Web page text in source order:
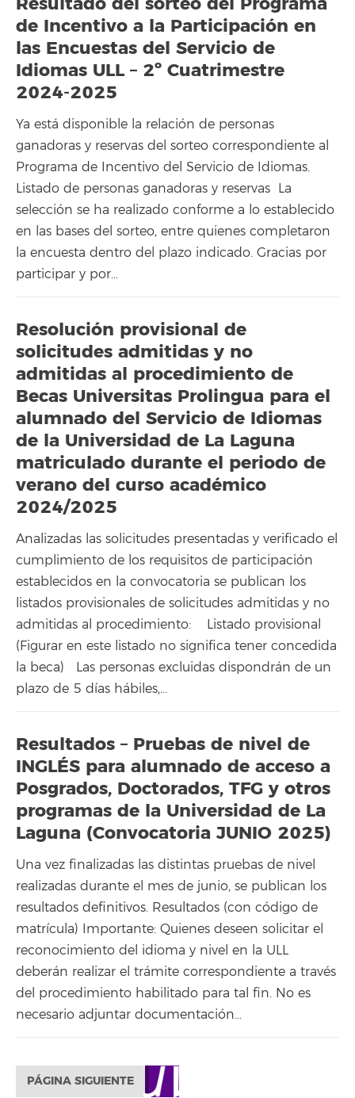
de Incentivo a la Participación en
las Encuestas del Servicio de
Idiomas ULL – 2º Cuatrimestre
2024-2025
Ya está disponible la relación de personas
ganadoras y reservas del sorteo correspondiente al
Programa de Incentivo del Servicio de Idiomas.
Listado de personas ganadoras y reservas La
selección se ha realizado conforme a lo establecido
en las bases del sorteo, entre quienes completaron
la encuesta dentro del plazo indicado. Gracias por
participar y por…
Resolución provisional de
solicitudes admitidas y no
admitidas al procedimiento de
Becas Universitas Prolingua para el
alumnado del Servicio de Idiomas
de la Universidad de La Laguna
matriculado durante el periodo de
verano del curso académico
2024/2025
Analizadas las solicitudes presentadas y verificado el
cumplimiento de los requisitos de participación
establecidos en la convocatoria se publican los
listados provisionales de solicitudes admitidas y no
admitidas al procedimiento: Listado provisional
(Figurar en este listado no significa tener concedida
la beca) Las personas excluidas dispondrán de un
plazo de 5 días hábiles,…
Resultados – Pruebas de nivel de
INGLÉS para alumnado de acceso a
Posgrados, Doctorados, TFG y otros
programas de la Universidad de La
Laguna (Convocatoria JUNIO 2025)
Una vez finalizadas las distintas pruebas de nivel
realizadas durante el mes de junio, se publican los
resultados definitivos. Resultados (con código de
matrícula) Importante: Quienes deseen solicitar el
reconocimiento del idioma y nivel en la ULL
deberán realizar el trámite correspondiente a través
del procedimiento habilitado para tal fin. No es
necesario adjuntar documentación…
PÁGINA SIGUIENTE